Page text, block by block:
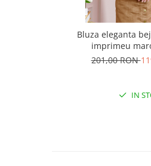
Bluza eleganta
imprimeu
201,00 RON
IN